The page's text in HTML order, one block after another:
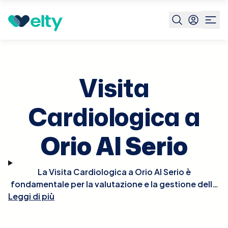
Prenota visita Orio Al Serio
Visita
Cardiologica a
Orio Al Serio
La Visita Cardiologica a Orio Al Serio è
fondamentale per la valutazione e la gestione della
salute del cuore. Durante la visita, il cardiologo
Leggi di più